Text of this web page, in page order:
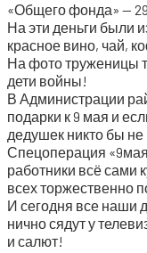
«Обще­го фон­да» —
На эти день­ги были
крас­ное вино, чай,
На фото тру­же­ни­цы
дети войны!
В Адми­ни­стра­ции
подар­ки к 9 мая и
деду­шек никто бы
Спе­цо­пе­ра­ция
работ­ни­ки всё сами
всех тор­же­ствен­но
И сего­дня все наши
нич­но сядут у
и салют!